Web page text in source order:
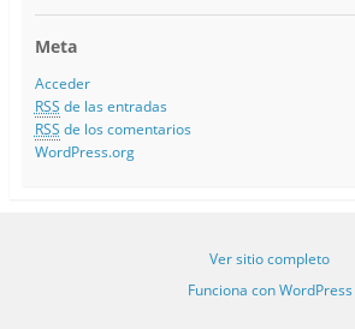
Meta
Acceder
RSS de las entradas
RSS de los comentarios
WordPress.org
Ver sitio completo
Funciona con WordPress